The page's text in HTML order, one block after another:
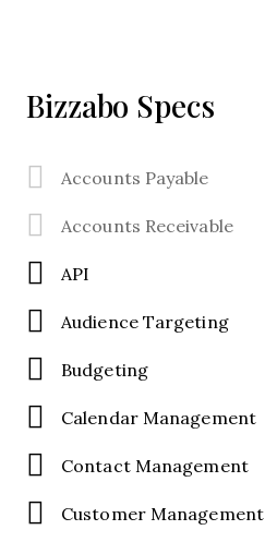
Bizzabo Specs
Accounts Payable
Accounts Receivable
API
Audience Targeting
Budgeting
Calendar Management
Contact Management
Customer Management